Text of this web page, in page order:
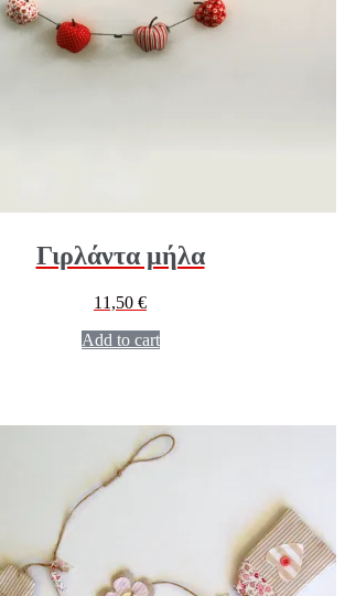
Γιρλάντα μήλα
11,50 €
Add to cart